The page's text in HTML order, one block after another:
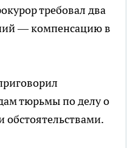
требовал два
— компенсацию в
тюрьмы по делу о